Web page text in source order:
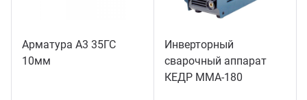
Арматура А3 35ГС
10мм
Инверторный
сварочный аппарат
КЕДР MMA-180